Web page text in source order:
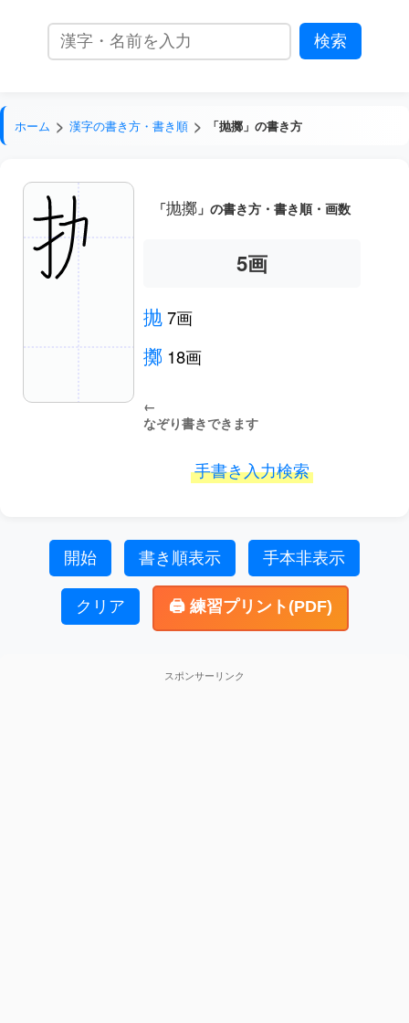
ホーム 漢字の書き方・書き順 「抛擲」の書き方
「抛擲 」の書き方・書き順・画数
6画
抛7画
擲 18画
←
なぞり書きできます
手書き入力検索
開始 書き順表示 手本非表示
クリア 🖨️ 練習プリント(PDF)
スポンサーリンク